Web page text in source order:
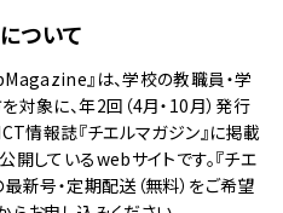
ついて
』は、学校の教職員・学
対象に、年2回（4月・10月）発行
情報誌『チエルマガジン』に掲載
開しているwebサイトです。『チエ
最新号・定期配送（無料）をご希望